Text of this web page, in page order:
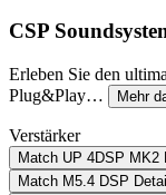
CSP
Erleben Sie den
Plug&Play…
Mehr
Verstärker
Match UP 4DSP MK2
Match M5.4 DSP